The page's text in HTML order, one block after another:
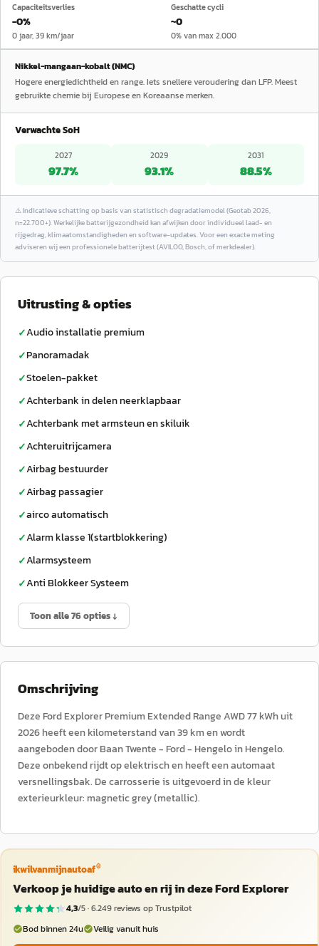
Capaciteitsverlies
−0%
0 jaar, 39 km/jaar
Geschatte cycli
~0
0% van max 2.000
Nikkel-mangaan-kobalt (NMC)
Hogere energiedichtheid en range. Iets snellere veroudering dan LFP. Meest
gebruikte chemie bij Europese en Koreaanse merken.
Verwachte SoH
2027
97.7%
2029
93.1%
2031
88.5%
⚠️Indicatieve schatting op basis van statistisch degradatiemodel (Geotab 2026,
n=22.700+). Werkelijke batterijgezondheid kan afwijken door individueel laad- en
rijgedrag, klimaatomstandigheden en software-updates. Voor een exacte meting
adviseren wij een professionele batterijtest (AVILOO, Bosch, of merkdealer).
Uitrusting & opties
✓Audio installatie premium
✓Panoramadak
✓Stoelen-pakket
✓Achterbank in delen neerklapbaar
✓Achterbank met armsteun en skiluik
✓Achteruitrijcamera
✓Airbag bestuurder
✓Airbag passagier
✓airco automatisch
✓Alarm klasse 1(startblokkering)
✓Alarmsysteem
✓Anti Blokkeer Systeem
Toon alle 76 opties ↓
Omschrijving
Deze Ford Explorer Premium Extended Range AWD 77 kWh uit
2026 heeft een kilometerstand van 39 km en wordt
aangeboden door Baan Twente - Ford - Hengelo in Hengelo.
Deze onbekend rijdt op elektrisch en heeft een automaat
versnellingsbak. De carrosserie is uitgevoerd in de kleur
exterieurkleur: magnetic grey (metallic).
ikwilvanmijnautoaf®
Verkoop je huidige auto en rij in deze Ford Explorer
4,3/5 ·6.249reviews op Trustpilot
Bod binnen 24u
Veilig vanuit huis